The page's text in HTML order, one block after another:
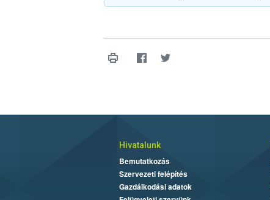
Hivatalunk
Bemutatkozás
Szervezeti felépítés
Gazdálkodási adatok